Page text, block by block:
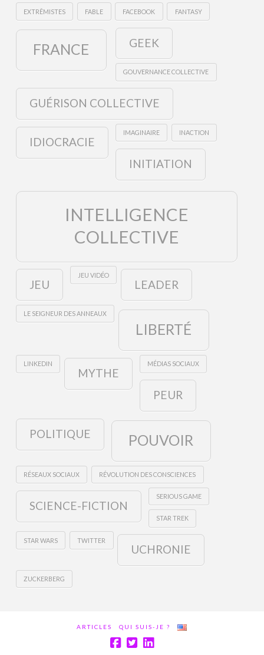
EXTRÊMISTES FABLE FACEBOOK FANTASY
FRANCE GEEK
GOUVERNANCE COLLECTIVE
GUÉRISON COLLECTIVE
IDIOCRACIE
IMAGINAIRE INACTION
INITIATION
INTELLIGENCE
COLLECTIVE
JEU
JEU VIDÉO
LEADER
LE SEIGNEUR DES ANNEAUX
LIBERTÉ
LINKEDIN
MYTHE
MÉDIAS SOCIAUX
PEUR
POLITIQUE POUVOIR
RÉSEAUX SOCIAUX RÉVOLUTION DES CONSCIENCES
SCIENCE-FICTION
SERIOUS GAME
STAR TREK
STAR WARS TWITTER
UCHRONIE
ZUCKERBERG
ARTICLES QUI SUIS-JE ?